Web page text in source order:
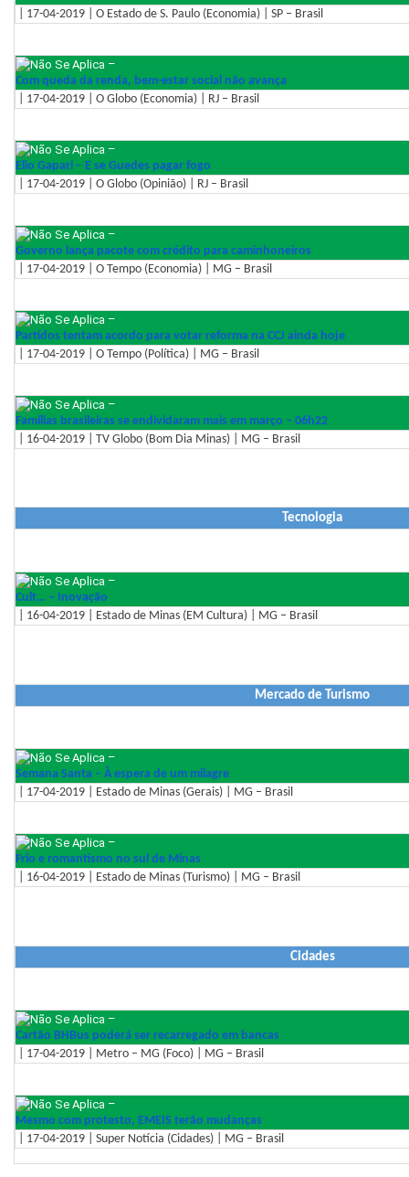
| 17-04-2019 | O Estado de S. Paulo (Economia) | SP – Brasil
–
Com queda da renda, bem-estar social não avança
| 17-04-2019 | O Globo (Economia) | RJ – Brasil
–
Elio Gapari – E se Guedes pagar fogo
| 17-04-2019 | O Globo (Opinião) | RJ – Brasil
–
Governo lança pacote com crédito para caminhoneiros
| 17-04-2019 | O Tempo (Economia) | MG – Brasil
–
Partidos tentam acordo para votar reforma na CCJ ainda hoje
| 17-04-2019 | O Tempo (Política) | MG – Brasil
–
Famílias brasileiras se endividaram mais em março – 06h22
| 16-04-2019 | TV Globo (Bom Dia Minas) | MG – Brasil
Tecnologia
–
Cult… – Inovação
| 16-04-2019 | Estado de Minas (EM Cultura) | MG – Brasil
Mercado de Turismo
–
Semana Santa – À espera de um milagre
| 17-04-2019 | Estado de Minas (Gerais) | MG – Brasil
–
Frio e romantismo no sul de Minas
| 16-04-2019 | Estado de Minas (Turismo) | MG – Brasil
Cidades
–
Cartão BHBus poderá ser recarregado em bancas
| 17-04-2019 | Metro – MG (Foco) | MG – Brasil
–
Mesmo com protesto, EMEIS terão mudanças
| 17-04-2019 | Super Notícia (Cidades) | MG – Brasil